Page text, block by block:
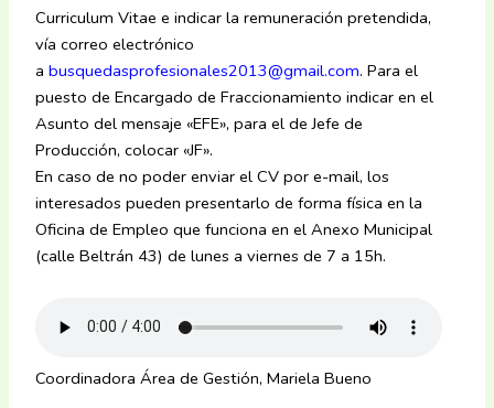
Curriculum Vitae e indicar la remuneración pretendida,
vía correo electrónico
abusquedasprofesionales2013@gmail.com. Para el
puesto de Encargado de Fraccionamiento indicar en el
Asunto del mensaje «EFE», para el de Jefe de
Producción, colocar «JF».
En caso de no poder enviar el CV por e-mail, los
interesados pueden presentarlo de forma física en la
Oficina de Empleo que funciona en el Anexo Municipal
(calle Beltrán 43) de lunes a viernes de 7 a 15h.
Coordinadora Área de Gestión, Mariela Bueno